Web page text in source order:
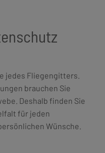
jedes Fliegengitters.
brauchen Sie
Deshalb finden Sie
für jeden
Wünsche.